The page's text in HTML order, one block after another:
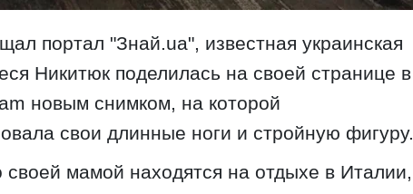
портал "Знай.ua", известная украинская
Никитюк поделилась на своей странице в
новым снимком, на которой
свои длинные ноги и стройную фигуру.
своей мамой находятся на отдыхе в Италии,